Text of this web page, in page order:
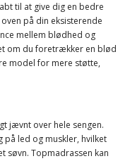
til at give dig en bedre
på din eksisterende
mellem blødhed og
om du foretrækker en blød
model for mere støtte,
jævnt over hele sengen.
på led og muskler, hvilket
søvn. Topmadrassen kan